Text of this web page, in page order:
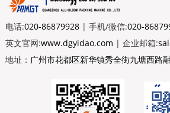
电话:020-86879928| 手机/微信:020-
英文官网:www.dgyidao.com | 企业邮箱:
地址： 广州市花都区新华镇秀全街九塘西路